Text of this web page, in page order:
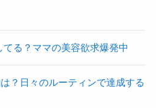
る？ママの美容欲求爆発中
？日々のルーティンで達成する